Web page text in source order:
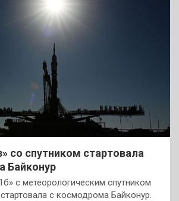
со спутником стартовала
Байконур
с метеорологическим спутником
с космодрома Байконур.